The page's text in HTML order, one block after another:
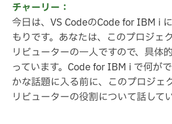
チャーリー：
今日は、VS CodeのCode for IBM i
もりです。あなたは、このプロジェ
リビューターの一人ですので、具体
っています。Code for IBM i で何が
かな話題に入る前に、このプロジェ
リビューターの役割について話して